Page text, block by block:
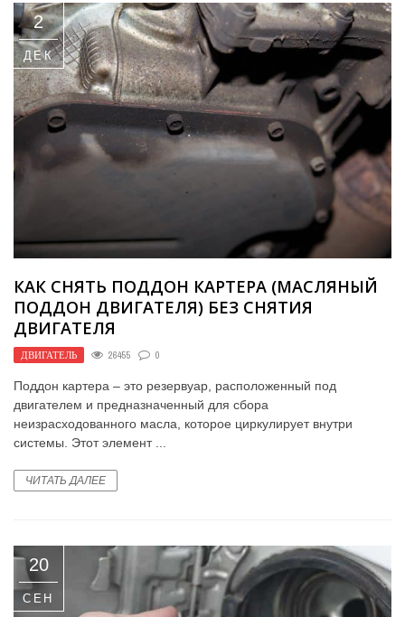
2
ДЕК
КАК СНЯТЬ ПОДДОН КАРТЕРА (МАСЛЯНЫЙ
ПОДДОН ДВИГАТЕЛЯ) БЕЗ СНЯТИЯ
ДВИГАТЕЛЯ
ДВИГАТЕЛЬ 26455 0
Поддон картера – это резервуар, расположенный под
двигателем и предназначенный для сбора
неизрасходованного масла, которое циркулирует внутри
системы. Этот элемент ...
ЧИТАТЬ ДАЛЕЕ
20
СЕН